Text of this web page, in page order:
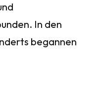
In den
begannen